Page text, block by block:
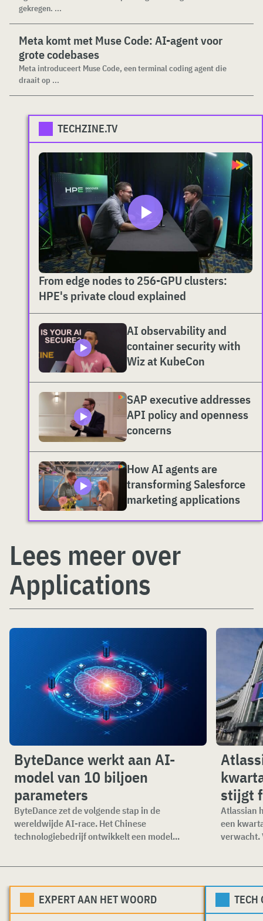
gekregen. ...
Meta komt met Muse Code: AI-agent voor
grote codebases
Meta introduceert Muse Code, een terminal coding agent die
draait op ...
TECHZINE.TV
From edge nodes to 256-GPU clusters:
HPE's private cloud explained
AI observability and
container security with
Wiz at KubeCon
SAP executive addresses
API policy and openness
concerns
How AI agents are
transforming Salesforce
marketing applications
Lees meer over
Applications
ByteDance werkt aan AI-
model van 10 biljoen
parameters
ByteDance zet de volgende stap in de
wereldwijde AI-race. Het Chinese
technologiebedrijf ontwikkelt een model...
stijgt
Atlassian
een
verwacht.
EXPERT AAN HET WOORD TECH